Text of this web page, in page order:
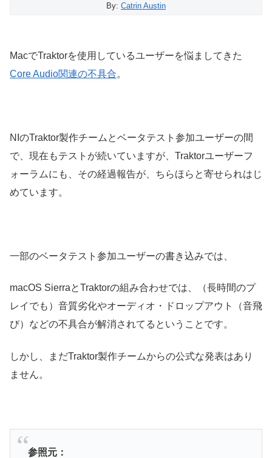
By: Catrin Austin
MacでTraktorを使用しているユーザーを悩ましてきた
Core Audio関連の不具合。
NIのTraktor製作チームとベータテスト参加ユーザーの間
で、現在もテストが続いていますが、Traktorユーザーフ
ォーラムにも、その経過報告が、ちらほらと寄せられはじ
めています。
一部のベータテスト参加ユーザーの書き込みでは、
macOS SierraとTraktorの組み合わせでは、（長時間のプ
レイでも）音質劣化やオーディオ・ドロップアウト（音飛
び）などの不具合が解消されてるということです。
しかし、まだTraktor製作チームからの公式な発表はあり
ません。
参照元：